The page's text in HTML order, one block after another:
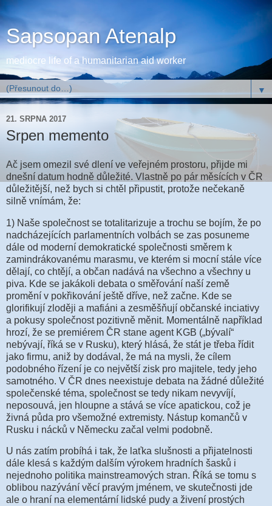
Sapsopan Atenalp
mediocre life of a humanitarian aid worker
▼
21. SRPNA 2017
Srpen memento
Ač jsem omezil své dlení ve veřejném prostoru, přijde mi
dnešní datum hodně důležité. Vlastně po pár měsících v ČR
důležitější, než bych si chtěl připustit, protože nečekaně
silně vnímám, že:
1) Naše společnost se totalitarizuje a trochu se bojím, že po
nadcházejících parlamentních volbách se zas posuneme
dále od moderní demokratické společnosti směrem k
zamindrákovanému marasmu, ve kterém si mocní stále více
dělají, co chtějí, a občan nadává na všechno a všechny u
piva. Kde se jakákoli debata o směřování naší země
promění v pokřikování ještě dříve, než začne. Kde se
glorifikují zloději a mafiáni a zesměšňují občanské inciativy
a pokusy společnost pozitivně měnit. Momentálně například
hrozí, že se premiérem ČR stane agent KGB („bývalí“
nebývají, říká se v Rusku), který hlásá, že stát je třeba řídit
jako firmu, aniž by dodával, že má na mysli, že cílem
podobného řízení je co největší zisk pro majitele, tedy jeho
samotného. V ČR dnes neexistuje debata na žádné důležité
společenské téma, společnost se tedy nikam nevyvíjí,
neposouvá, jen hloupne a stává se více apatickou, což je
živná půda pro všemožné extremisty. Nástup komančů v
Rusku i nácků v Německu začal velmi podobně.
U nás zatím probíhá i tak, že laťka slušnosti a přijatelnosti
dále klesá s každým dalším výrokem hradních šasků i
nejednoho politika mainstreamových stran. Říká se tomu s
oblibou nazývání věcí pravým jménem, ve skutečnosti jde
ale o hraní na elementární lidské pudy a živení prostých